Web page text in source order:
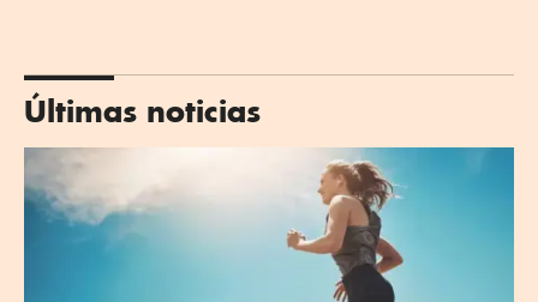
Últimas noticias